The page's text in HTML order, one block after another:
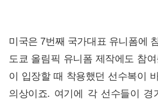
미국은 7번째 국가대표 유니폼에
도쿄 올림픽 유니폼 제작에도 참
이 입장할 때 착용했던 선수복이
의상이죠. 여기에 각 선수들이 경